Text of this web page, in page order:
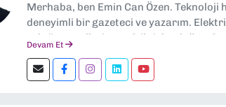
Merhaba, ben Emin Can Özen.
deneyimli bir gazeteci ve yazarım.
sektör trendleri en çok ilgi duyduğum
ediyorum. İzmir’den teknoloji
kalın! 🚀
Devam Et